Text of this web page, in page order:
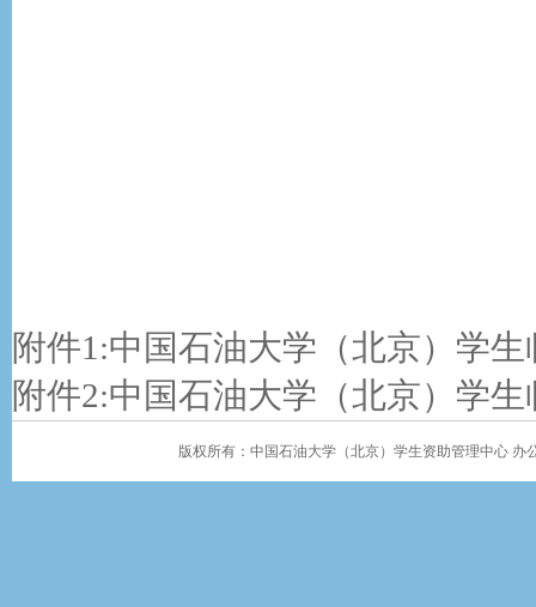
附件1:中国石油大学（北京）学
附件2:中国石油大学（北京）学
版权所有：中国石油大学（北京）学生资助管理中心 办